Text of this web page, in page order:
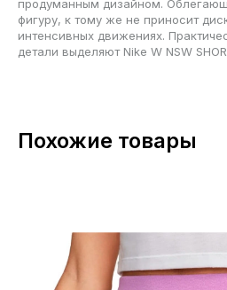
продуманным дизайном.
фигуру, к тому же не приносит
интенсивных движениях.
детали выделяют Nike W NSW
Похожие товары